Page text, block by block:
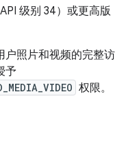
级别 34）或更高版
户照片和视频的完整访
予
权限。